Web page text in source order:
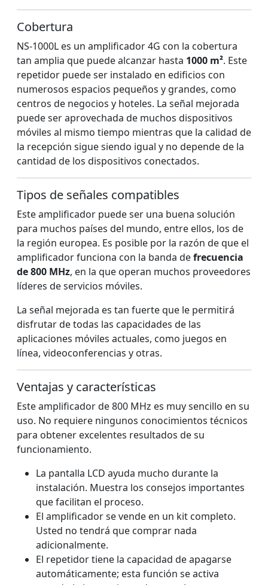
Cobertura
NS-1000L es un amplificador 4G con la cobertura
tan amplia que puede alcanzar hasta 1000 m². Este
repetidor puede ser instalado en edificios con
numerosos espacios pequeños y grandes, como
centros de negocios y hoteles. La señal mejorada
puede ser aprovechada de muchos dispositivos
móviles al mismo tiempo mientras que la calidad de
la recepción sigue siendo igual y no depende de la
cantidad de los dispositivos conectados.
Tipos de señales compatibles
Este amplificador puede ser una buena solución
para muchos países del mundo, entre ellos, los de
la región europea. Es posible por la razón de que el
amplificador funciona con la banda defrecuencia
de 800 MHz, en la que operan muchos proveedores
líderes de servicios móviles.
La señal mejorada es tan fuerte que le permitirá
disfrutar de todas las capacidades de las
aplicaciones móviles actuales, como juegos en
línea, videoconferencias y otras.
Ventajas y características
Este amplificador de 800 MHz es muy sencillo en su
uso. No requiere ningunos conocimientos técnicos
para obtener excelentes resultados de su
funcionamiento.
La pantalla LCD ayuda mucho durante la
instalación. Muestra los consejos importantes
que facilitan el proceso.
El amplificador se vende en un kit completo.
Usted no tendrá que comprar nada
adicionalmente.
El repetidor tiene la capacidad de apagarse
automáticamente; esta función se activa